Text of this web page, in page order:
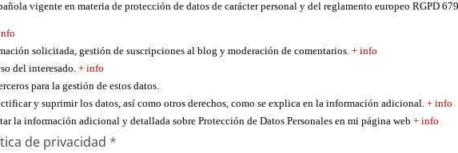
vigente en materia de protección de datos de carácter personal y del reglamento europeo RGPD
solicitada, gestión de suscripciones al blog y moderación de comentarios.+ info
del interesado.+ info
para la gestión de estos datos.
y suprimir los datos, así como otros derechos, como se explica en la información adicional.+ info
la información adicional y detallada sobre Protección de Datos Personales en mi página web+ info
de privacidad *